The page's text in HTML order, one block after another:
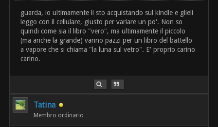
guarda, io ultimamente li sto acquistando sul kindle e glieli
leggo con il cellulare, giusto per variare un po'. Non so
quindi come sia il libro "vero", ma ultimamente il piccolo
(ma anche la grande) vanno pazzi per un libro del battello
a vapore che si chiama "la luna sul vetro". E' proprio carino
carino.
Tatina
Membro ordinario